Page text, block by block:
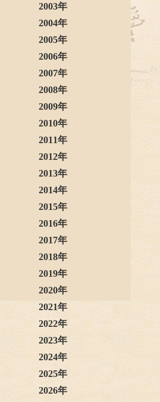
2003年
2004年
2005年
2006年
2007年
2008年
2009年
2010年
2011年
2012年
2013年
2014年
2015年
2016年
2017年
2018年
2019年
2020年
2021年
2022年
2023年
2024年
2025年
2026年